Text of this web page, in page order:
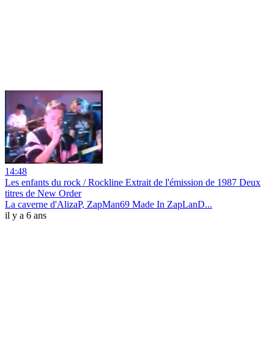
14:48
Les enfants du rock / Rockline Extrait de l'émission de 1987 Deux
titres de New Order
La caverne d'AlizaP, ZapMan69 Made In ZapLanD...
il y a 6 ans